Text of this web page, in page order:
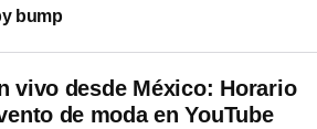
bump
vivo desde México: Horario
de moda en YouTube